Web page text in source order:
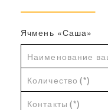
Ячмень «Саша»
Наименование
Количество (*)
Контакты (*)